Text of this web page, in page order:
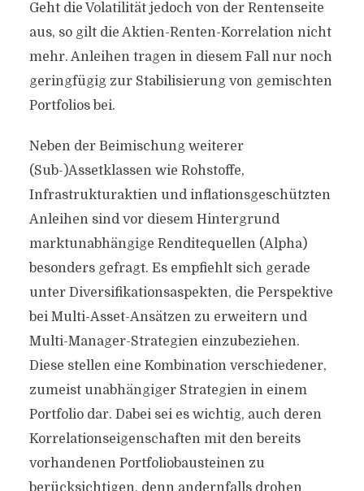
Geht die Volatilität jedoch von der Rentenseite
aus, so gilt die Aktien-Renten-Korrelation nicht
mehr. Anleihen tragen in diesem Fall nur noch
geringfügig zur Stabilisierung von gemischten
Portfolios bei.
Neben der Beimischung weiterer
(Sub-)Assetklassen wie Rohstoffe,
Infrastrukturaktien und inflationsgeschützten
Anleihen sind vor diesem Hintergrund
marktunabhängige Renditequellen (Alpha)
besonders gefragt. Es empfiehlt sich gerade
unter Diversifikationsaspekten, die Perspektive
bei Multi-Asset-Ansätzen zu erweitern und
Multi-Manager-Strategien einzubeziehen.
Diese stellen eine Kombination verschiedener,
zumeist unabhängiger Strategien in einem
Portfolio dar. Dabei sei es wichtig, auch deren
Korrelationseigenschaften mit den bereits
vorhandenen Portfoliobausteinen zu
berücksichtigen, denn andernfalls drohen